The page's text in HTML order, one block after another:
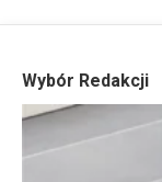
Wybór Redakcji